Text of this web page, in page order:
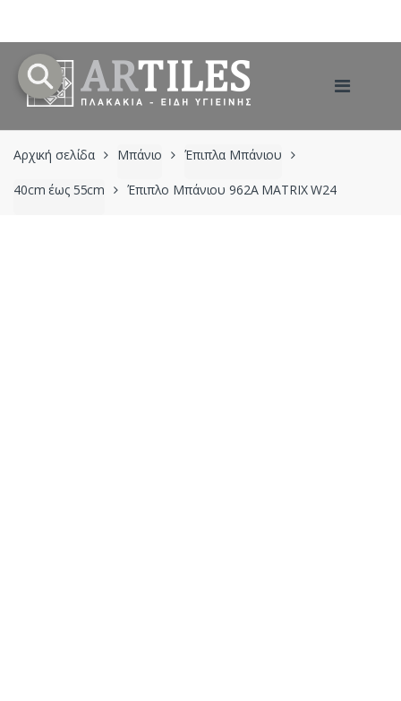
navigation
content
Αρχική σελίδα Μπάνιο Έπιπλα Μπάνιου
40cm έως 55cm Έπιπλο Μπάνιου 962A MATRIX W24